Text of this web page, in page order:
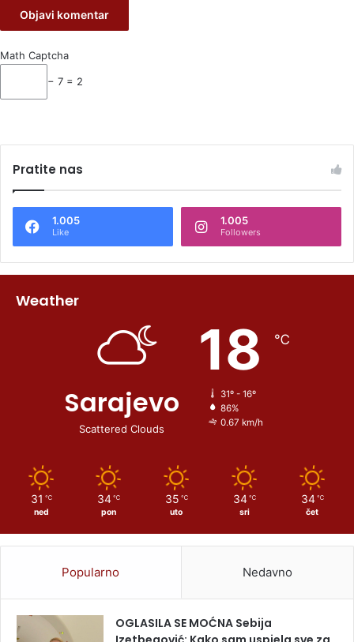
Math Captcha
− 7 = 2
Pratite nas
1.005
Like
1.005
Followers
Weather
Sarajevo
Scattered Clouds
18 ℃
31º - 16º
86%
0.67 km/h
31 ℃
ned
34 ℃
pon
35 ℃
uto
34 ℃
sri
34 ℃
čet
Popularno Nedavno
OGLASILA SE MOĆNA Sebija